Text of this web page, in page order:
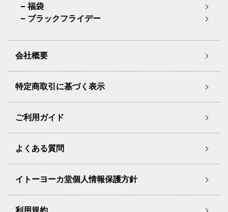
福袋
ブラックフライデー
会社概要
特定商取引に基づく表示
ご利用ガイド
よくある質問
イトーヨーカ堂個人情報保護方針